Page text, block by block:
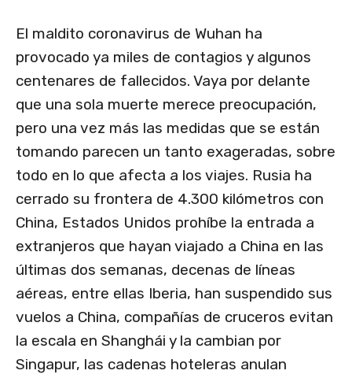
El maldito coronavirus de Wuhan ha
provocado ya miles de contagios y algunos
centenares de fallecidos. Vaya por delante
que una sola muerte merece preocupación,
pero una vez más las medidas que se están
tomando parecen un tanto exageradas, sobre
todo en lo que afecta a los viajes. Rusia ha
cerrado su frontera de 4.300 kilómetros con
China, Estados Unidos prohíbe la entrada a
extranjeros que hayan viajado a China en las
últimas dos semanas, decenas de líneas
aéreas, entre ellas Iberia, han suspendido sus
vuelos a China, compañías de cruceros evitan
la escala en Shanghái y la cambian por
Singapur, las cadenas hoteleras anulan